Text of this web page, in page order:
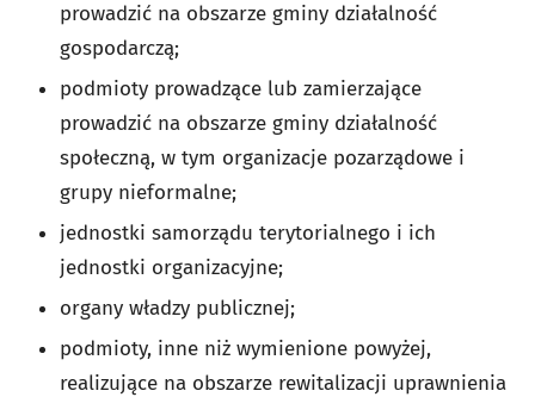
prowadzić na obszarze gminy działalność
gospodarczą;
podmioty prowadzące lub zamierzające
prowadzić na obszarze gminy działalność
społeczną, w tym organizacje pozarządowe i
grupy nieformalne;
jednostki samorządu terytorialnego i ich
jednostki organizacyjne;
organy władzy publicznej;
podmioty, inne niż wymienione powyżej,
realizujące na obszarze rewitalizacji uprawnienia